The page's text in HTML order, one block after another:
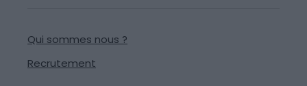
Qui sommes nous ?
Recrutement